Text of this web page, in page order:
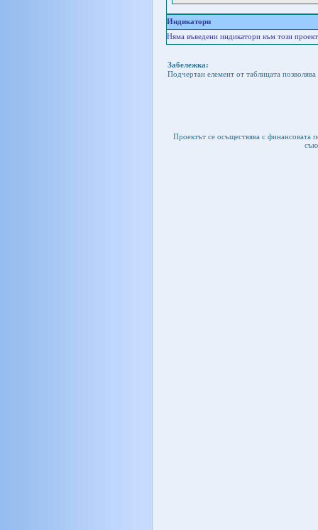
Индикатори
Няма въведени индикатори към този проект
Забележка:
Подчертан елемент от таблицата
Проектът се осъществява с финансовата